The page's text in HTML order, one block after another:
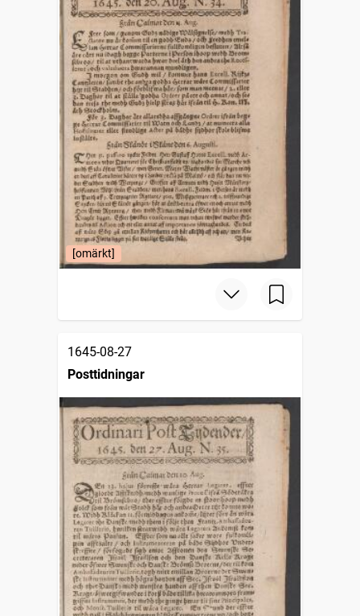
[omärkt]
1645-08-27
Posttidningar